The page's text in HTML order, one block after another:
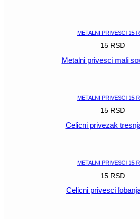
METALNI PRIVESCI 15
15 RSD
Metalni privesci mali
METALNI PRIVESCI 15
15 RSD
Celicni privezak
METALNI PRIVESCI 15
15 RSD
Celicni privesci